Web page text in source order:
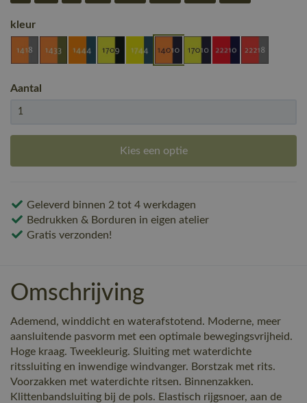
kleur
Aantal
Kies een optie
Geleverd binnen 2 tot 4 werkdagen
Bedrukken & Borduren in eigen atelier
Gratis verzonden!
Omschrijving
Ademend, winddicht en waterafstotend. Moderne, meer
aansluitende pasvorm met een optimale bewegingsvrijheid.
Hoge kraag. Tweekleurig. Sluiting met waterdichte
ritssluiting en inwendige windvanger. Borstzak met rits.
Voorzakken met waterdichte ritsen. Binnenzakken.
Klittenbandsluiting bij de pols. Elastisch rijgsnoer, aan de